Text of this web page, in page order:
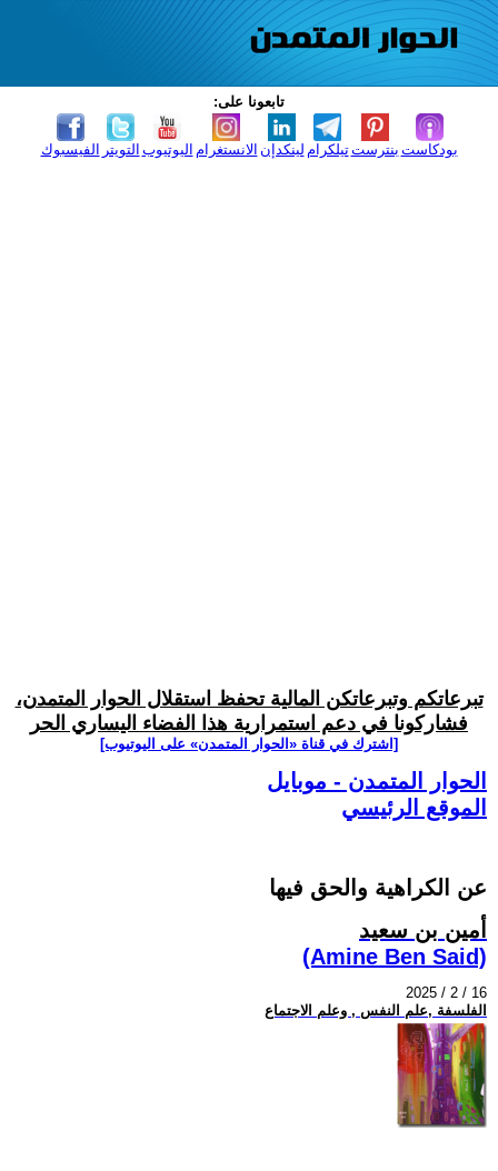
تابعونا على:
الفيسبوك التويتر اليوتيوب الانستغرام لينكدإن تيلكرامبنترست بودكاست
تبرعاتكم وتبرعاتكن المالية تحفظ استقلال الحوار المتمدن،
فشاركونا في دعم استمرارية هذا الفضاء اليساري الحر
[اشترك في قناة ‫«الحوار المتمدن» على اليوتيوب]
الحوار المتمدن - موبايل
الموقع الرئيسي
عن الكراهية والحق فيها
أمين بن سعيد
(Amine Ben Said)
2025 / 2 / 16
الفلسفة ,علم النفس , وعلم الاجتماع